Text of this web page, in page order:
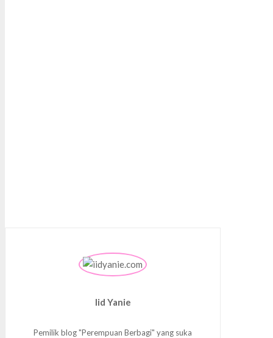
Iid Yanie
Pemilik blog "Perempuan Berbagi" yang suka